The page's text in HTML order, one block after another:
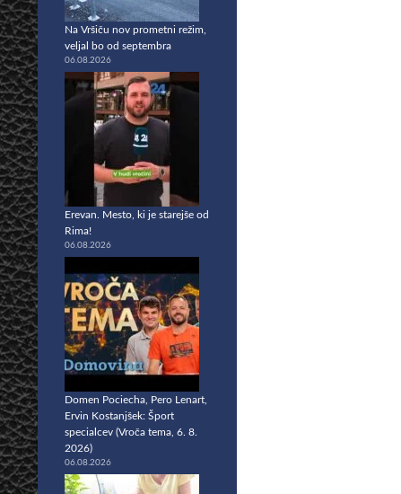
Na Vršiču nov prometni režim,
veljal bo od septembra
06.08.2026
Erevan. Mesto, ki je starejše od
Rima!
06.08.2026
Domen Pociecha, Pero Lenart,
Ervin Kostanjšek: Šport
specialcev (Vroča tema, 6. 8.
2026)
06.08.2026